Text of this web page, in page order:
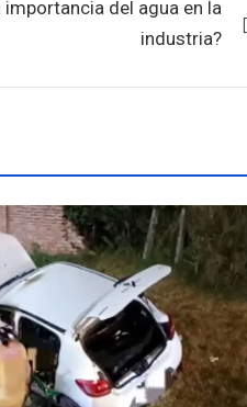
importancia del agua en la
industria?